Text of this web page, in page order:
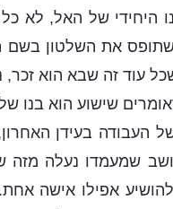
היחידי של האל, לא
את השלטון בשם
עוד זה שבא הוא זכר,
שישוע הוא בנו של
העבודה בעידן
שמעמדו נעלה מזה
להושיע אפילו אישה